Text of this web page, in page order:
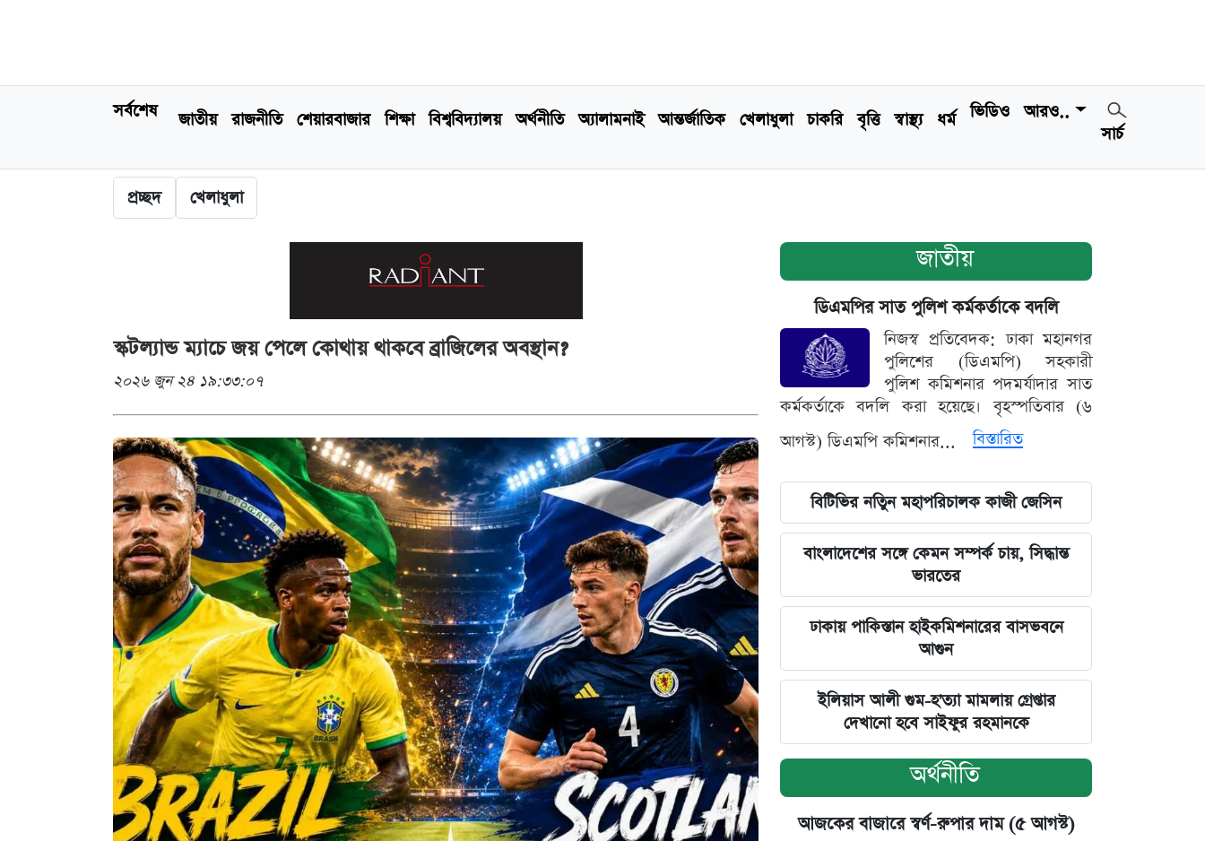
সর্বশেষ জাতীয় রাজনীতি শেয়ারবাজার শিক্ষা বিশ্ববিদ্যালয় অর্থনীতি অ্যালামনাই আন্তর্জাতিক খেলাধুলা চাকরি বৃত্তি স্বাস্থ্য ধর্ম ভিডিও
আরও..
সার্চ
প্রচ্ছদ খেলাধুলা
স্কটল্যান্ড ম্যাচে জয় পেলে কোথায় থাকবে ব্রাজিলের অবস্থান?
২০২৬ জুন ২৪ ১৯:৩৩:০৭
জাতীয়
ডিএমপির সাত পুলিশ কর্মকর্তাকে বদলি
নিজস্ব প্রতিবেদক: ঢাকা মহানগর
পুলিশের (ডিএমপি) সহকারী
পুলিশ কমিশনার পদমর্যাদার সাত
কর্মকর্তাকে বদলি করা হয়েছে। বৃহস্পতিবার (৬
আগস্ট) ডিএমপি কমিশনার...
বিস্তারিত
বিটিভির নতিুন মহাপরিচালক কাজী জেসিন
বাংলাদেশের সঙ্গে কেমন সম্পর্ক চায়, সিদ্ধান্ত
ভারতের
ঢাকায় পাকিস্তান হাইকমিশনারের বাসভবনে
আগুন
ইলিয়াস আলী গুম-হ'ত্যা মামলায় গ্রেপ্তার
দেখানো হবে সাইফুর রহমানকে
অর্থনীতি
আজকের বাজারে স্বর্ণ-রুপার দাম (৫ আগস্ট)